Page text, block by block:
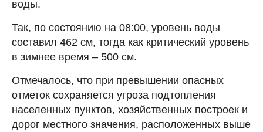
воды.
Так, по состоянию на 08:00, уровень воды
составил 462 см, тогда как критический уровень
в зимнее время – 500 см.
Отмечалось, что при превышении опасных
отметок сохраняется угроза подтопления
населенных пунктов, хозяйственных построек и
дорог местного значения, расположенных выше